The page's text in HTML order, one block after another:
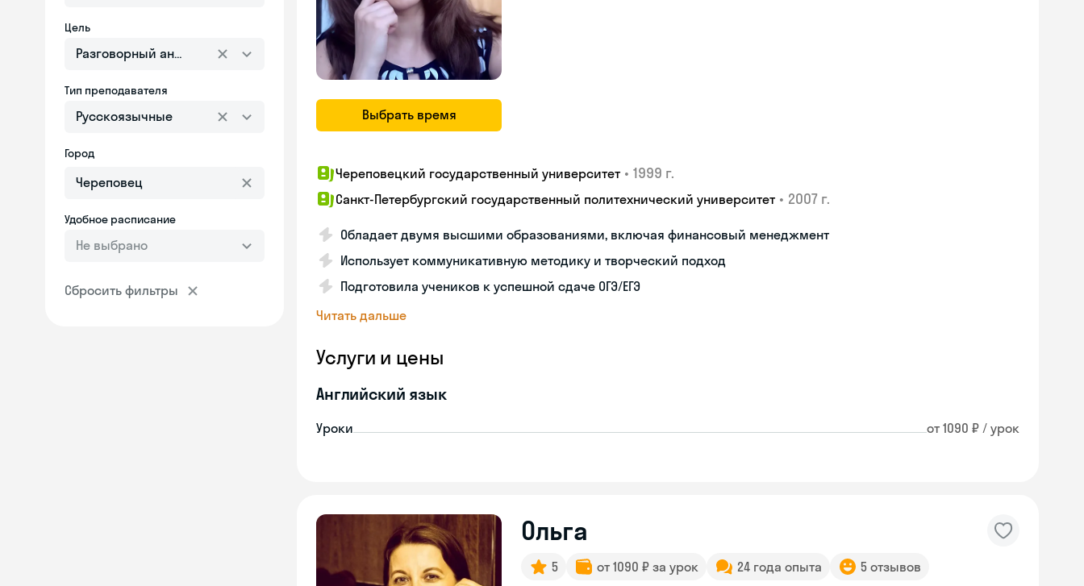
Цель
Разговорный английский
Тип преподавателя
Русскоязычные
Город
Удобное расписание
Не выбрано
Сбросить фильтры
Выбрать время
Череповецкий государственный университет • 1999 г.
Санкт-Петербургский государственный политехнический университет • 2007 г.
Обладает двумя высшими образованиями, включая финансовый менеджмент
Использует коммуникативную методику и творческий подход
Подготовила учеников к успешной сдаче ОГЭ/ЕГЭ
Читать дальше
Услуги и цены
Английский язык
Уроки от 1090 ₽ / урок
Ольга
5 от 1090 ₽ за урок 24 года опыта 5 отзывов